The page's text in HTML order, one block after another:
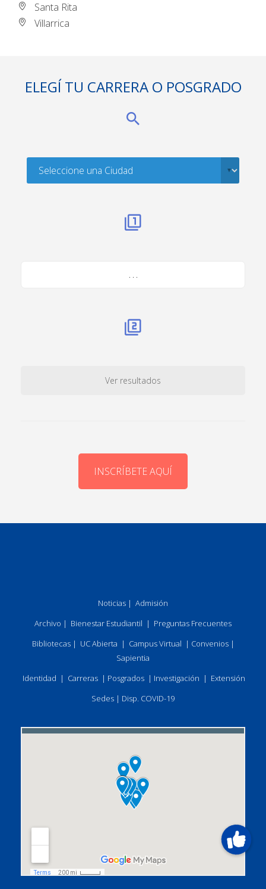
Santa Rita
Villarrica
ELEGÍ TU CARRERA O POSGRADO
. . .
Ver resultados
INSCRÍBETE AQUÍ
Noticias | Admisión
Archivo | Bienestar Estudiantil | Preguntas Frecuentes
Bibliotecas| UC Abierta | Campus Virtual | Convenios|
Sapientia
Identidad | Carreras | Posgrados | Investigación | Extensión
Sedes | Disp. COVID-19